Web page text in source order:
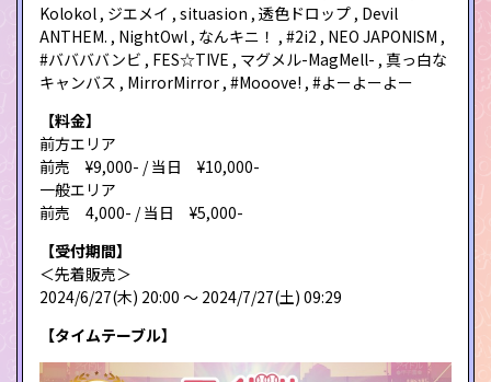
Kolokol , ジエメイ , situasion , 透色ドロップ , Devil
ANTHEM. , NightOwl , なんキニ！ , #2i2 , NEO JAPONISM ,
#ババババンビ , FES☆TIVE , マグメル-MagMell- , 真っ白な
キャンバス , MirrorMirror , #Mooove! , #よーよーよー
【料金】
前方エリア
前売 ¥9,000- / 当日 ¥10,000-
一般エリア
前売 4,000- / 当日 ¥5,000-
【受付期間】
＜先着販売＞
2024/6/27(木) 20:00 〜 2024/7/27(土) 09:29
【タイムテーブル】